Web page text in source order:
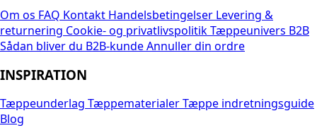
Om os FAQ Kontakt Handelsbetingelser Levering &
returnering Cookie- og privatlivspolitikTæppeunivers B2B
Sådan bliver du B2B-kundeAnnuller din ordre
INSPIRATION
Tæppeunderlag TæppematerialerTæppe indretningsguide
Blog